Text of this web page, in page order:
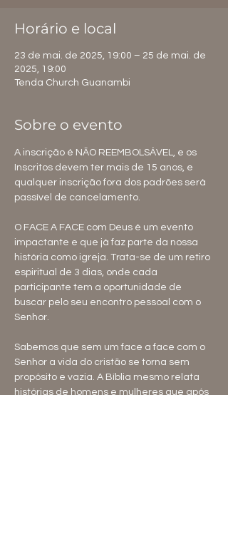
Horário e local
23 de mai. de 2025, 19:00 – 25 de mai. de
2025, 19:00
Tenda Church Guanambi
Sobre o evento
A inscrição é NÃO REEMBOLSÁVEL, e os
Inscritos devem ter mais de 15 anos, e
qualquer inscrição fora dos padrões será
passível de cancelamento.
O FACE A FACE com Deus é um evento
impactante e que já faz parte da nossa
história como igreja. Trata-se de um retiro
espiritual de 3 dias, onde cada
participante tem a oportunidade de
buscar pelo seu encontro pessoal com o
Senhor.
Sabemos que sem um face a face com o
Senhor a vida do cristão se torna sem
propósito e vazia. A Bíblia mesmo relata
histórias de homens e mulheres que após